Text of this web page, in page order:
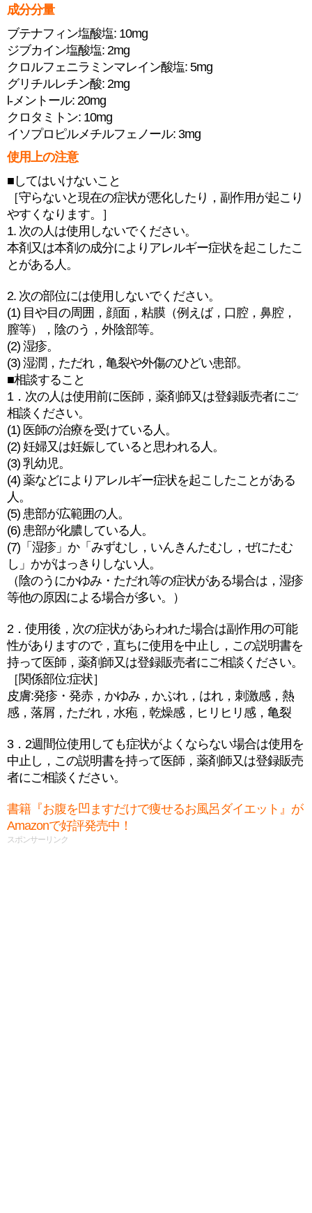
成分分量
ブテナフィン塩酸塩: 10mg
ジブカイン塩酸塩: 2mg
クロルフェニラミンマレイン酸塩: 5mg
グリチルレチン酸: 2mg
l-メントール: 20mg
クロタミトン: 10mg
イソプロピルメチルフェノール: 3mg
使用上の注意
■してはいけないこと
［守らないと現在の症状が悪化したり，副作用が起こり
やすくなります。］
1. 次の人は使用しないでください。
本剤又は本剤の成分によりアレルギー症状を起こしたこ
とがある人。
2. 次の部位には使用しないでください。
(1) 目や目の周囲，顔面，粘膜（例えば，口腔，鼻腔，
膣等），陰のう，外陰部等。
(2) 湿疹。
(3) 湿潤，ただれ，亀裂や外傷のひどい患部。
■相談すること
1．次の人は使用前に医師，薬剤師又は登録販売者にご
相談ください。
(1) 医師の治療を受けている人。
(2) 妊婦又は妊娠していると思われる人。
(3) 乳幼児。
(4) 薬などによりアレルギー症状を起こしたことがある
人。
(5) 患部が広範囲の人。
(6) 患部が化膿している人。
(7)「湿疹」か「みずむし，いんきんたむし，ぜにたむ
し」かがはっきりしない人。
（陰のうにかゆみ・ただれ等の症状がある場合は，湿疹
等他の原因による場合が多い。）
2．使用後，次の症状があらわれた場合は副作用の可能
性がありますので，直ちに使用を中止し，この説明書を
持って医師，薬剤師又は登録販売者にご相談ください。
［関係部位:症状］
皮膚:発疹・発赤，かゆみ，かぶれ，はれ，刺激感，熱
感，落屑，ただれ，水疱，乾燥感，ヒリヒリ感，亀裂
3．2週間位使用しても症状がよくならない場合は使用を
中止し，この説明書を持って医師，薬剤師又は登録販売
者にご相談ください。
書籍『お腹を凹ますだけで痩せるお風呂ダイエット』が
Amazonで好評発売中！
スポンサーリンク